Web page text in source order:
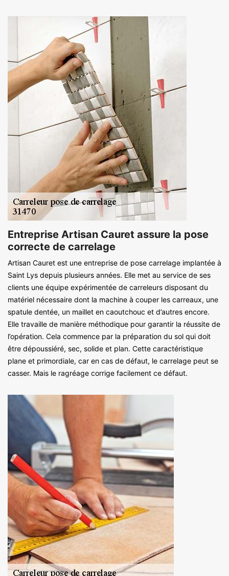
Entreprise Artisan Cauret assure la pose
correcte de carrelage
Artisan Cauret est une entreprise de pose carrelage implantée à
Saint Lys depuis plusieurs années. Elle met au service de ses
clients une équipe expérimentée de carreleurs disposant du
matériel nécessaire dont la machine à couper les carreaux, une
spatule dentée, un maillet en caoutchouc et d’autres encore.
Elle travaille de manière méthodique pour garantir la réussite de
l’opération. Cela commence par la préparation du sol qui doit
être dépoussiéré, sec, solide et plan. Cette caractéristique
plane et primordiale, car en cas de défaut, le carrelage peut se
casser. Mais le ragréage corrige facilement ce défaut.